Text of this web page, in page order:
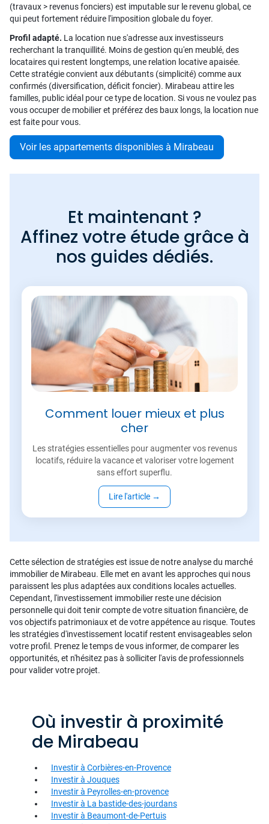
(travaux > revenus fonciers) est imputable sur le revenu global, ce
qui peut fortement réduire l'imposition globale du foyer.
Profil adapté. La location nue s'adresse aux investisseurs
recherchant la tranquillité. Moins de gestion qu'en meublé, des
locataires qui restent longtemps, une relation locative apaisée.
Cette stratégie convient aux débutants (simplicité) comme aux
confirmés (diversification, déficit foncier). Mirabeau attire les
familles, public idéal pour ce type de location. Si vous ne voulez pas
vous occuper de mobilier et préférez des baux longs, la location nue
est faite pour vous.
Voir les appartements disponibles à Mirabeau
Et maintenant ?
Affinez votre étude grâce à
nos guides dédiés.
Comment louer mieux et plus
cher
Les stratégies essentielles pour augmenter vos revenus
locatifs, réduire la vacance et valoriser votre logement
sans effort superflu.
Lire l'article →
Cette sélection de stratégies est issue de notre analyse du marché
immobilier de Mirabeau. Elle met en avant les approches qui nous
paraissent les plus adaptées aux conditions locales actuelles.
Cependant, l'investissement immobilier reste une décision
personnelle qui doit tenir compte de votre situation financière, de
vos objectifs patrimoniaux et de votre appétence au risque. Toutes
les stratégies d'investissement locatif restent envisageables selon
votre profil. Prenez le temps de vous informer, de comparer les
opportunités, et n'hésitez pas à solliciter l'avis de professionnels
pour valider votre projet.
Où investir à proximité
de Mirabeau
Investir à Corbières-en-Provence
Investir à Jouques
Investir à Peyrolles-en-provence
Investir à La bastide-des-jourdans
Investir à Beaumont-de-Pertuis